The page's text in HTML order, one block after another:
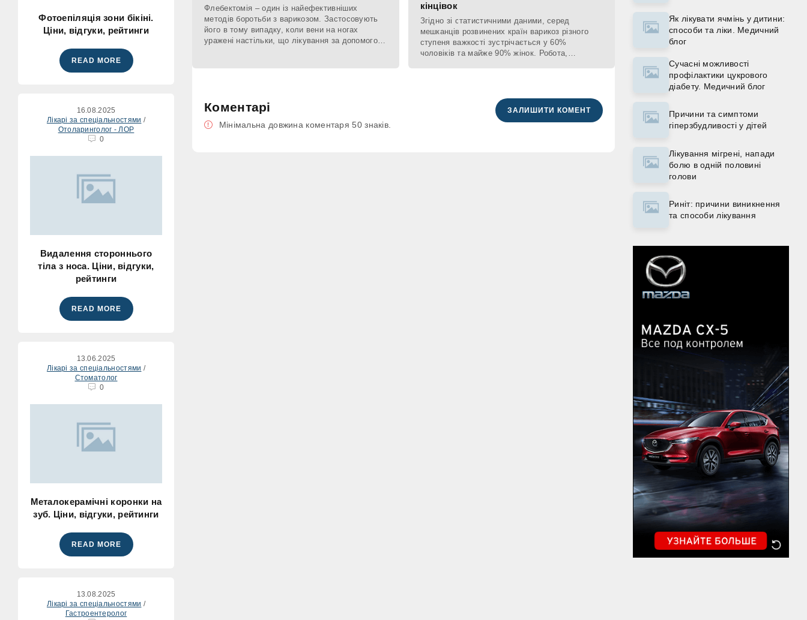
Фотоепіляція зони бікіні.
Ціни, відгуки, рейтинги
READ MORE
16.08.2025
Лікарі за спеціальностями /
Отоларинголог - ЛОР
0
Видалення стороннього
тіла з носа. Ціни, відгуки,
рейтинги
READ MORE
13.06.2025
Лікарі за спеціальностями /
Стоматолог
0
Металокерамічні коронки на
зуб. Ціни, відгуки, рейтинги
READ MORE
13.08.2025
Лікарі за спеціальностями /
Гастроентеролог
Флебектомія – один із найефективніших
методів боротьби з варикозом. Застосовують
його в тому випадку, коли вени на ногах
уражені настільки, що лікування за допомогою
кінцівок
Згідно зі статистичними даними, серед
мешканців розвинених країн варикоз різного
ступеня важкості зустрічається у 60%
чоловіків та майже 90% жінок. Робота,
Коментарі
Мінімальна довжина коментаря 50 знаків.
ЗАЛИШИТИ КОМЕНТ
Як лікувати ячмінь у дитини:
способи та ліки. Медичний
блог
Сучасні можливості
профілактики цукрового
діабету. Медичний блог
Причини та симптоми
гіперзбудливості у дітей
Лікування мігрені, напади
болю в одній половині
голови
Риніт: причини виникнення
та способи лікування